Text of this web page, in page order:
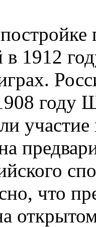
1912
году
участие
что